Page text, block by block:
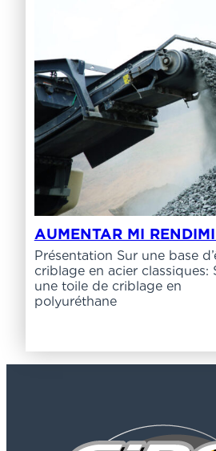
AUMENTAR MI
Présentation Sur une base
criblage en acier classiques:
une toile de criblage en